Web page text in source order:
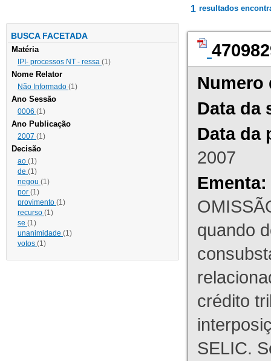
BUSCA FACETADA
Matéria
IPI- processos NT - ressa (1)
Nome Relator
Não Informado (1)
Ano Sessão
0006 (1)
Ano Publicação
2007 (1)
Decisão
ao (1)
de (1)
negou (1)
por (1)
provimento (1)
recurso (1)
se (1)
unanimidade (1)
votos (1)
1 resultados
Numero
Data da
Data da
2007
Ementa:
quando
crédito
SELIC.